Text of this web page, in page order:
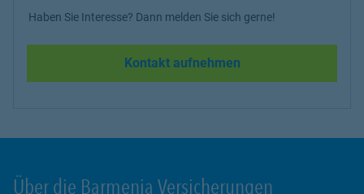
Haben Sie Interesse? Dann melden Sie sich gerne!
Kontakt aufnehmen
Über die Barmenia Versicherungen